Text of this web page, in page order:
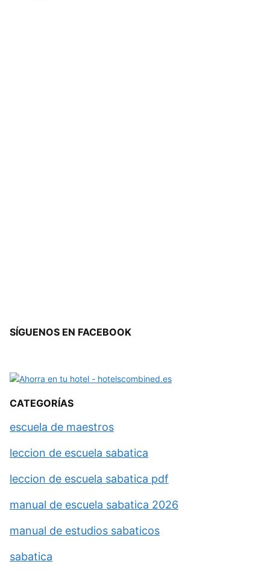
SÍGUENOS EN FACEBOOK
CATEGORÍAS
escuela de maestros
leccion de escuela sabatica
leccion de escuela sabatica pdf
manual de escuela sabatica 2026
manual de estudios sabaticos
sabatica